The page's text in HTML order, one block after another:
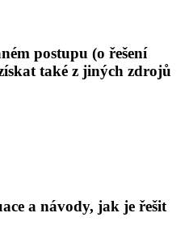
postupu (o řešení
také z jiných zdrojů
a návody, jak je řešit